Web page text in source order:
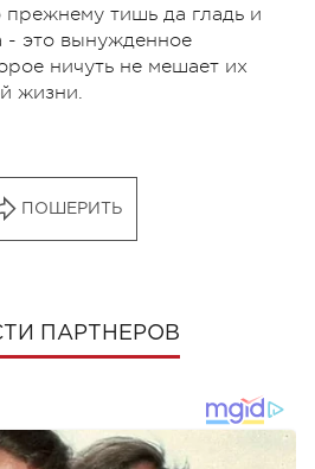
тишь да гладь и
- это вынужденное
ничуть не мешает их
жизни.
ПОШЕРИТЬ
ПАРТНЕРОВ